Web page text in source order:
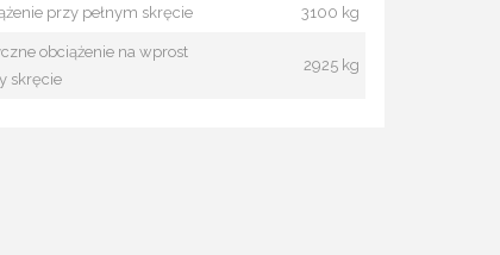
przy pełnym skręcie 3100 kg
obciążenie na wprost
skręcie
2925 kg